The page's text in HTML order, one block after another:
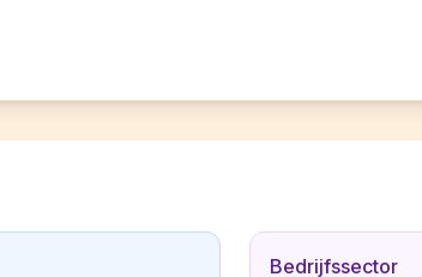
Bedrijfssector